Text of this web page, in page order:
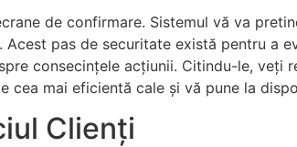
de confirmare. Sistemul vă va
pas de securitate există pentru a
consecințele acțiunii. Citindu-le, veți
cea mai eficientă cale și vă pune la
Clienți